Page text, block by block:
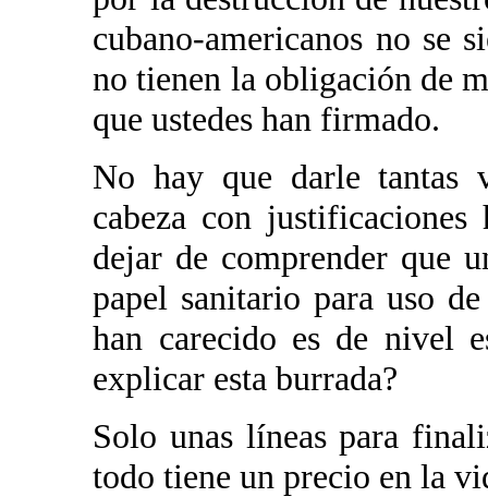
cubano-americanos no se
no tienen la obligación de
que ustedes han firmado.
No hay que darle tantas
cabeza con
dejar de comprender que
papel sanitario para uso
han carecido es de nivel
explicar esta burrada?
Solo unas líneas para
todo tiene un precio en la